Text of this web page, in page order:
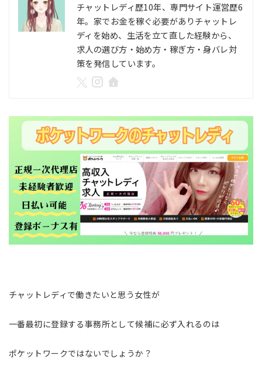
チャットレディ歴10年、専門サイト運営歴6
年。家でお金を稼ぐ必要がありチャットレ
ディを始め、生活を立て直した経験から、
求人の選び方・始め方・稼ぎ方・身バレ対
策を発信しています。
チャットレディで働きたいと思う女性が
一番最初に登録する事務所として候補に必ず入れるのは
ポケットワークではないでしょうか？